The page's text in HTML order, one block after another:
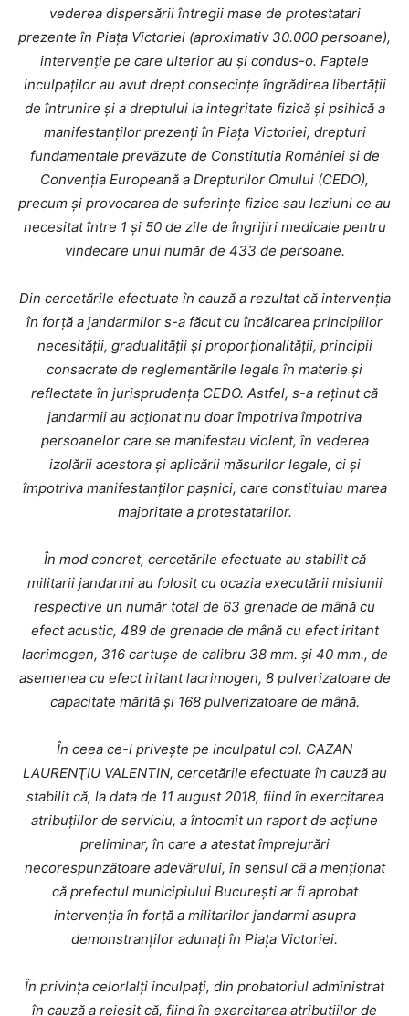
vederea dispersării întregii mase de protestatari
prezente în Piața Victoriei (aproximativ 30.000 persoane),
intervenție pe care ulterior au și condus-o. Faptele
inculpaților au avut drept consecințe îngrădirea libertății
de întrunire și a dreptului la integritate fizică și psihică a
manifestanților prezenți în Piața Victoriei, drepturi
fundamentale prevăzute de Constituția României și de
Convenția Europeană a Drepturilor Omului (CEDO),
precum și provocarea de suferințe fizice sau leziuni ce au
necesitat între 1 și 50 de zile de îngrijiri medicale pentru
vindecare unui număr de 433 de persoane.
Din cercetările efectuate în cauză a rezultat că intervenția
în forță a jandarmilor s-a făcut cu încălcarea principiilor
necesității, gradualității și proporționalității, principii
consacrate de reglementările legale în materie și
reflectate în jurisprudența CEDO. Astfel, s-a reținut că
jandarmii au acționat nu doar împotriva împotriva
persoanelor care se manifestau violent, în vederea
izolării acestora și aplicării măsurilor legale, ci și
împotriva manifestanților pașnici, care constituiau marea
majoritate a protestatarilor.
În mod concret, cercetările efectuate au stabilit că
militarii jandarmi au folosit cu ocazia executării misiunii
respective un număr total de 63 grenade de mână cu
efect acustic, 489 de grenade de mână cu efect iritant
lacrimogen, 316 cartușe de calibru 38 mm. și 40 mm., de
asemenea cu efect iritant lacrimogen, 8 pulverizatoare de
capacitate mărită și 168 pulverizatoare de mână.
În ceea ce-l privește pe inculpatul col. CAZAN
LAURENŢIU VALENTIN, cercetările efectuate în cauză au
stabilit că, la data de 11 august 2018, fiind în exercitarea
atribuțiilor de serviciu, a întocmit un raport de acțiune
preliminar, în care a atestat împrejurări
necorespunzătoare adevărului, în sensul că a menționat
că prefectul municipiului București ar fi aprobat
intervenția în forță a militarilor jandarmi asupra
demonstranților adunați în Piața Victoriei.
În privința celorlalți inculpați, din probatoriul administrat
în cauză a reieșit că, fiind în exercitarea atribuțiilor de